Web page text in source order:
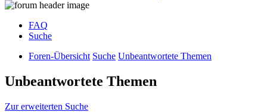
FAQ
Suche
Foren-Übersicht Suche Unbeantwortete Themen
Unbeantwortete Themen
Zur erweiterten Suche